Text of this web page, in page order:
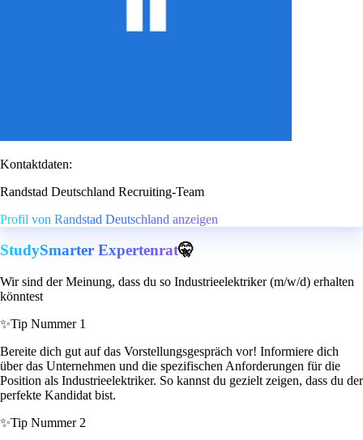
Kontaktdaten:
Randstad Deutschland Recruiting-Team
Profil von Randstad Deutschland anzeigen
StudySmarter Expertenrat🤫
Wir sind der Meinung, dass du so Industrieelektriker (m/w/d) erhalten
könntest
✨Tip Nummer 1
Bereite dich gut auf das Vorstellungsgespräch vor! Informiere dich
über das Unternehmen und die spezifischen Anforderungen für die
Position als Industrieelektriker. So kannst du gezielt zeigen, dass du der
perfekte Kandidat bist.
✨Tip Nummer 2